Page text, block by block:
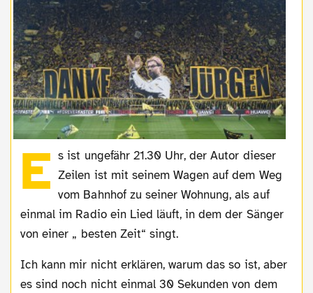
E s ist ungefähr 21.30 Uhr, der Autor dieser
Zeilen ist mit seinem Wagen auf dem Weg
vom Bahnhof zu seiner Wohnung, als auf
einmal im Radio ein Lied läuft, in dem der Sänger
von einer „ besten Zeit“ singt.
Ich kann mir nicht erklären, warum das so ist, aber
es sind noch nicht einmal 30 Sekunden von dem